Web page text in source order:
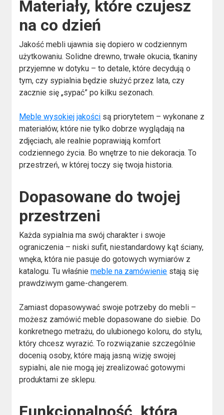
Materiały, które czujesz
na co dzień
Jakość mebli ujawnia się dopiero w codziennym
użytkowaniu. Solidne drewno, trwałe okucia, tkaniny
przyjemne w dotyku – to detale, które decydują o
tym, czy sypialnia będzie służyć przez lata, czy
zacznie się „sypać” po kilku sezonach.
Meble wysokiej jakości są priorytetem – wykonane z
materiałów, które nie tylko dobrze wyglądają na
zdjęciach, ale realnie poprawiają komfort
codziennego życia. Bo wnętrze to nie dekoracja. To
przestrzeń, w której toczy się twoja historia.
Dopasowane do twojej
przestrzeni
Każda sypialnia ma swój charakter i swoje
ograniczenia – niski sufit, niestandardowy kąt ściany,
wnęka, która nie pasuje do gotowych wymiarów z
katalogu. Tu właśniemeble na zamówienie stają się
prawdziwym game-changerem.
Zamiast dopasowywać swoje potrzeby do mebli –
możesz zamówić meble dopasowane do siebie. Do
konkretnego metrażu, do ulubionego koloru, do stylu,
który chcesz wyrazić. To rozwiązanie szczególnie
docenią osoby, które mają jasną wizję swojej
sypialni, ale nie mogą jej zrealizować gotowymi
produktami ze sklepu.